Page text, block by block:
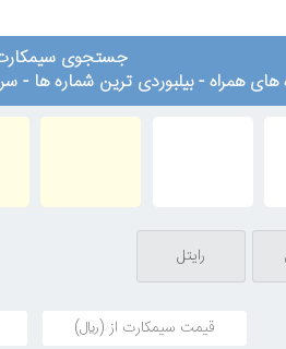
جستجوی
همراه - بیلبوردی ترین شماره ها -